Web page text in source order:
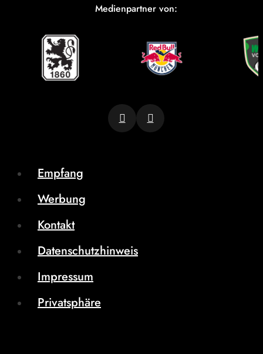
Medienpartner von:
Empfang
Werbung
Kontakt
Datenschutzhinweis
Impressum
Privatsphäre